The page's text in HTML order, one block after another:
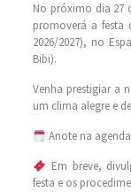
No próximo dia 27
promoverá a festa
2026/2027), no
Bibi).
Venha prestigiar a
um clima alegre e
Anote na
Em breve,
festa e os